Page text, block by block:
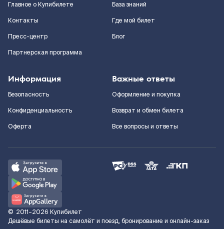
Главное о Купибилете
Контакты
Пресс-центр
Партнерская программа
База знаний
Где мой билет
Блог
Информация
Безопасность
Конфиденциальность
Оферта
Важные ответы
Оформление и покупка
Возврат и обмен билета
Все вопросы и ответы
© 2011–2026 Купибилет
Дешёвые билеты на самолёт и поезд, бронирование и онлайн-заказ